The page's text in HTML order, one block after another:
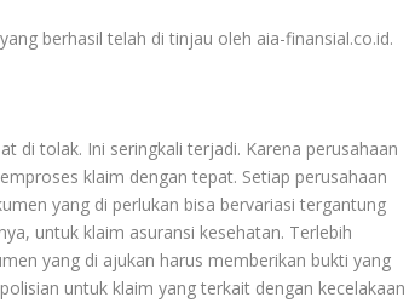
berhasil telah di tinjau oleh aia-finansial.co.id.
di tolak. Ini seringkali terjadi. Karena perusahaan
klaim dengan tepat. Setiap perusahaan
yang di perlukan bisa bervariasi tergantung
untuk klaim asuransi kesehatan. Terlebih
yang di ajukan harus memberikan bukti yang
untuk klaim yang terkait dengan kecelakaan